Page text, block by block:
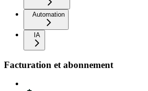
Automation
IA
Facturation et abonnement